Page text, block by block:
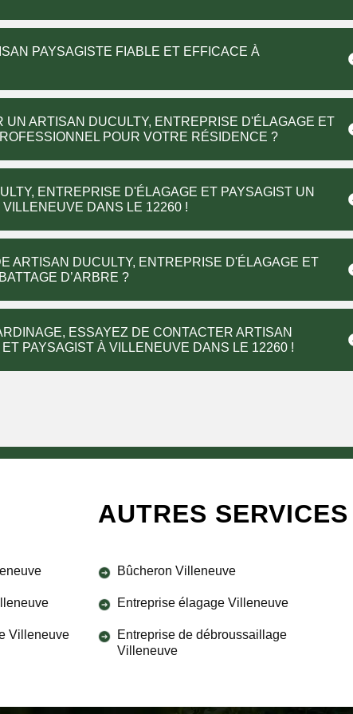
PAYSAGISTE FIABLE ET EFFICACE À
ARTISAN DUCULTY, ENTREPRISE D'ÉLAGAGE ET
POUR VOTRE RÉSIDENCE ?
ENTREPRISE D'ÉLAGAGE ET PAYSAGIST UN
DANS LE 12260 !
ARTISAN DUCULTY, ENTREPRISE D'ÉLAGAGE ET
D’ARBRE ?
ESSAYEZ DE CONTACTER ARTISAN
PAYSAGIST À VILLENEUVE DANS LE 12260 !
AUTRES SERVICES
Villeneuve
Bûcheron Villeneuve
Entreprise élagage Villeneuve
Entreprise de débroussaillage
Villeneuve